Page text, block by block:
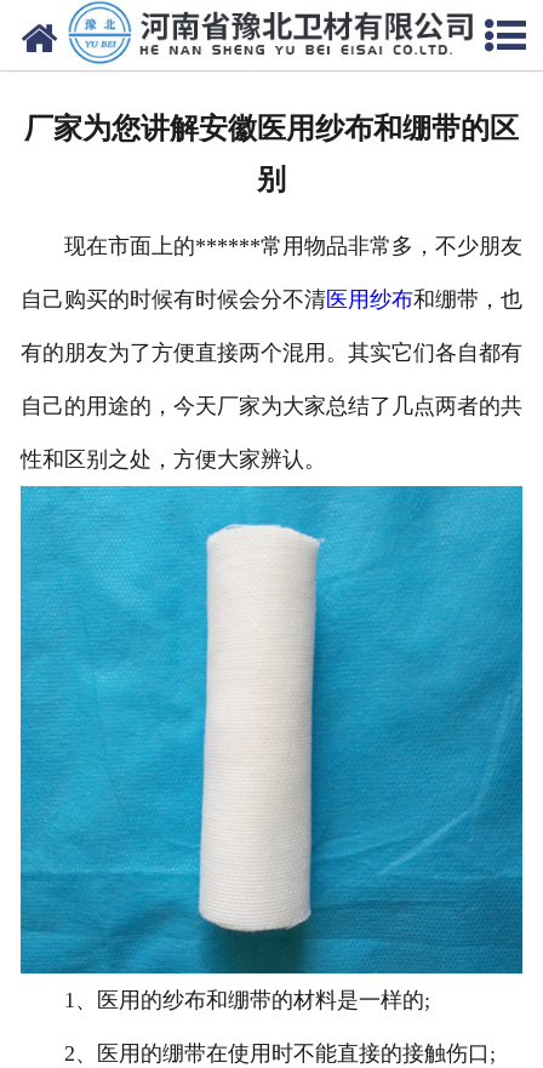
网站首页
厂房设备
人才招聘
厂家为您讲解安徽医用纱布和绷带的区
别
现在市面上的******常用物品非常多，不少朋友
自己购买的时候有时候会分不清医用纱布和绷带，也
有的朋友为了方便直接两个混用。其实它们各自都有
自己的用途的，今天厂家为大家总结了几点两者的共
性和区别之处，方便大家辨认。
1、医用的纱布和绷带的材料是一样的;
2、医用的绷带在使用时不能直接的接触伤口;